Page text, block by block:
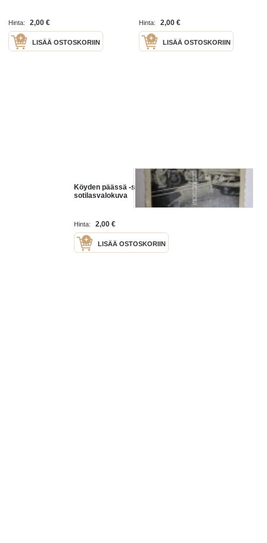
Hinta: 2,00 €
LISÄÄ OSTOSKORIIN
Hinta: 2,00 €
LISÄÄ OSTOSKORIIN
Köyden päässä -saksalainen
sotilasvalokuva
Hinta: 2,00 €
LISÄÄ OSTOSKORIIN